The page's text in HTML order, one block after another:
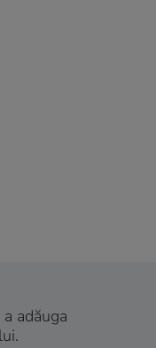
adăuga